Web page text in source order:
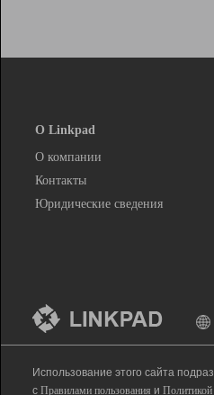
О Linkpad
О компании
Контакты
Юридические сведения
Использование этого сайта
с Правилами пользования и Политикой